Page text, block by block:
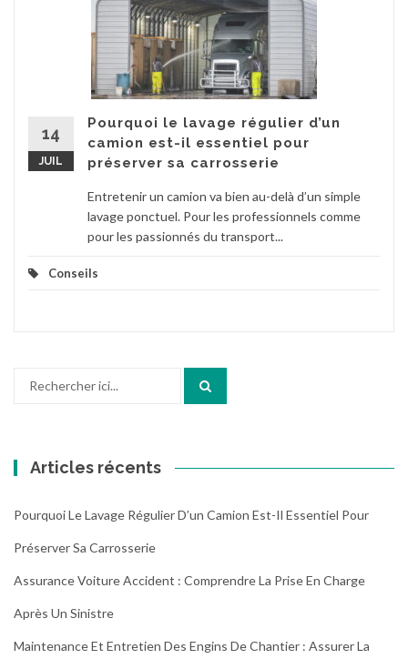
14
JUIL
Pourquoi le lavage régulier d’un
camion est-il essentiel pour
préserver sa carrosserie
Entretenir un camion va bien au-delà d’un simple
lavage ponctuel. Pour les professionnels comme
pour les passionnés du transport...
Conseils
Articles récents
Pourquoi Le Lavage Régulier D’un Camion Est-Il Essentiel Pour
Préserver Sa Carrosserie
Assurance Voiture Accident : Comprendre La Prise En Charge
Après Un Sinistre
Maintenance Et Entretien Des Engins De Chantier : Assurer La